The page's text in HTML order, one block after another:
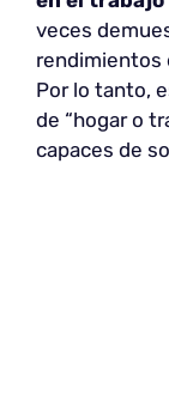
veces
rendimientos
Por lo tanto,
de “hogar o
capaces de